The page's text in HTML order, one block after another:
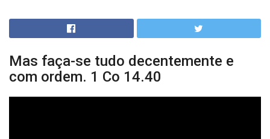
Mas faça-se tudo decentemente e
com ordem. 1 Co 14.40